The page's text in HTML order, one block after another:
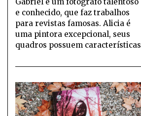
e conhecido, que faz trabalhos
para revistas famosas. Alicia é
uma pintora excepcional, seus
quadros possuem características